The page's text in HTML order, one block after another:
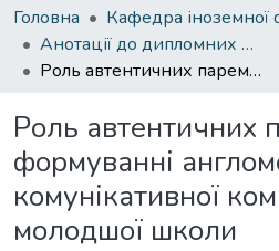
Головна
Анотації до дипломних робіт
Роль автентичних паремій у формуванні англомовної комунікативної компетенції учнів молодшої школи
Роль автентичних
формуванні
комунікативної
молодшої школи